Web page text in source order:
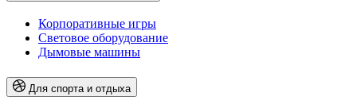
Корпоративные игры
Световое оборудование
Дымовые машины
Для спорта и отдыха